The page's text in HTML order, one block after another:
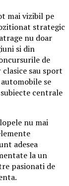
mai vizibil pe
strategic
nu doar
si din
de
sau sport
se
centrale
nu mai
adesea
la un
pasionati de